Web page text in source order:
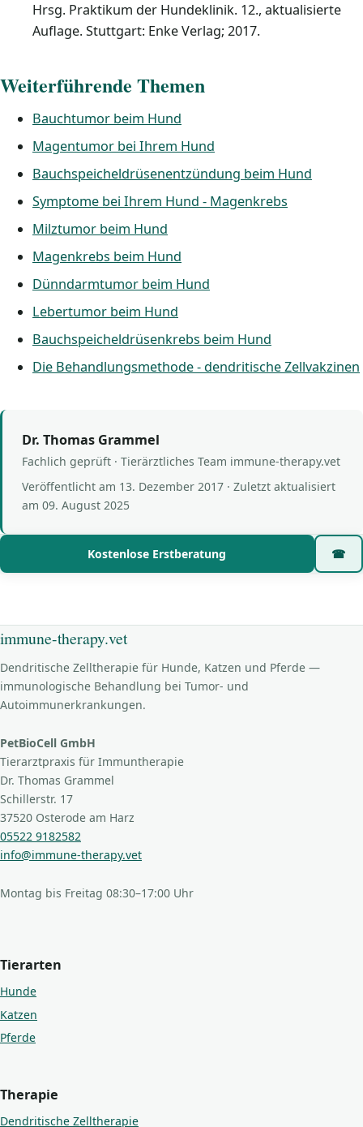
Hrsg. Praktikum der Hundeklinik. 12., aktualisierte
Auflage. Stuttgart: Enke Verlag; 2017.
Weiterführende Themen
Bauchtumor beim Hund
Magentumor bei Ihrem Hund
Bauchspeicheldrüsenentzündung beim Hund
Symptome bei Ihrem Hund - Magenkrebs
Milztumor beim Hund
Magenkrebs beim Hund
Dünndarmtumor beim Hund
Lebertumor beim Hund
Bauchspeicheldrüsenkrebs beim Hund
Die Behandlungsmethode - dendritische Zellvakzinen
Dr. Thomas Grammel
Fachlich geprüft · Tierärztliches Team immune-therapy.vet
Veröffentlicht am 13. Dezember 2017 · Zuletzt aktualisiert
am 09. August 2025
Kostenlose Erstberatung ☎
immune-therapy.vet
Dendritische Zelltherapie für Hunde, Katzen und Pferde —
immunologische Behandlung bei Tumor- und
Autoimmunerkrankungen.
PetBioCell GmbH
Tierarztpraxis für Immuntherapie
Dr. Thomas Grammel
Schillerstr. 17
37520 Osterode am Harz
05522 9182582
info@immune-therapy.vet
Montag bis Freitag 08:30–17:00 Uhr
Tierarten
Hunde
Katzen
Pferde
Therapie
Dendritische Zelltherapie